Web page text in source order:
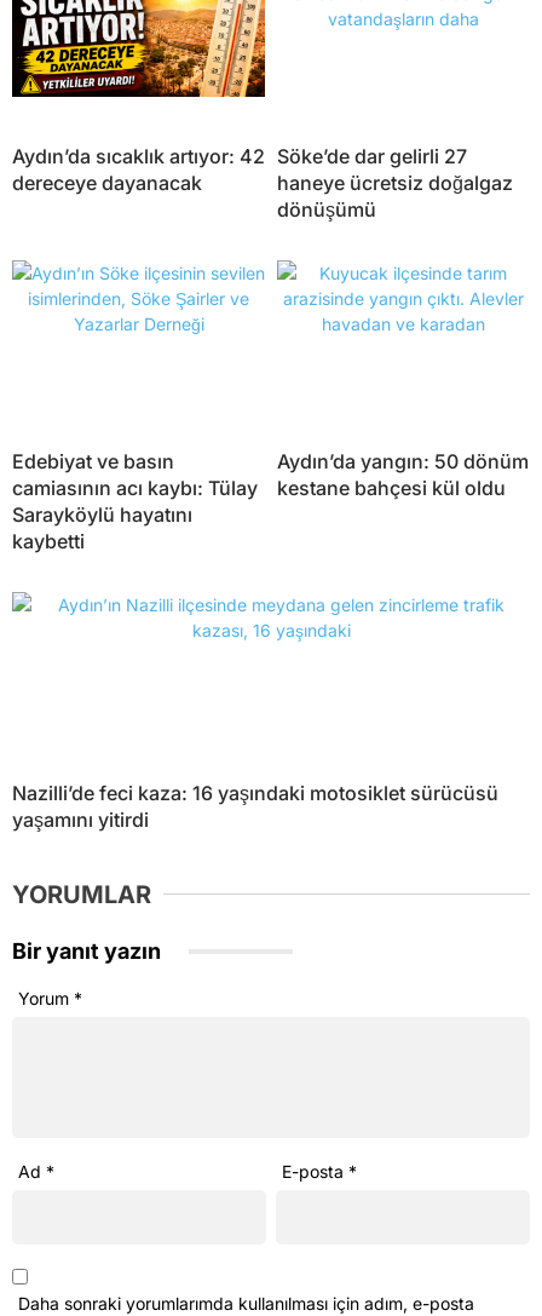
Aydın’da sıcaklık artıyor: 42
dereceye dayanacak
Söke’de dar gelirli 27
haneye ücretsiz doğalgaz
dönüşümü
Edebiyat ve basın
camiasının acı kaybı: Tülay
Sarayköylü hayatını
kaybetti
Aydın’da yangın: 50 dönüm
kestane bahçesi kül oldu
Nazilli’de feci kaza: 16 yaşındaki motosiklet sürücüsü
yaşamını yitirdi
YORUMLAR
Bir yanıt yazın
Yorum *
Ad * E-posta *
Daha sonraki yorumlarımda kullanılması için adım, e-posta